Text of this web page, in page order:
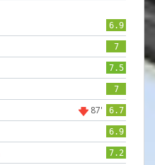
6.9
7
7.5
7
87' 6.7
6.9
7.2